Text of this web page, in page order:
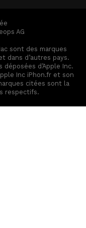
AG
sont des marques
dans d’autres pays.
d’Apple Inc.
Inc iPhon.fr et son
citées sont la
respectifs.